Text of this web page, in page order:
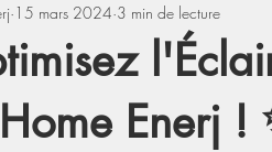
Enerj !
15 mars 2024 3 min de lecture